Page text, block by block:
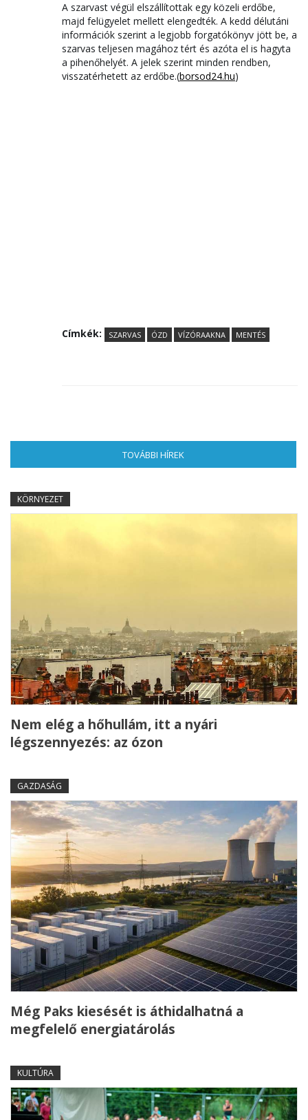
A szarvast végül elszállítottak egy közeli erdőbe,
majd felügyelet mellett elengedték. A kedd délutáni
információk szerint a legjobb forgatókönyv jött be, a
szarvas teljesen magához tért és azóta el is hagyta
a pihenőhelyét. A jelek szerint minden rendben,
visszatérhetett az erdőbe.(borsod24.hu)
Címkék: SZARVAS ÓZD VÍZÓRAAKNA MENTÉS
TOVÁBBI HÍREK
KÖRNYEZET
Nem elég a hőhullám, itt a nyári
légszennyezés: az ózon
GAZDASÁG
Még Paks kiesését is áthidalhatná a
megfelelő energiatárolás
KULTÚRA